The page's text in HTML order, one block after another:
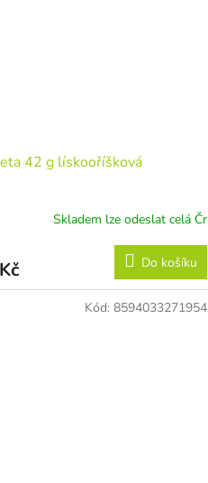
42 g lískooříšková
Skladem lze odeslat celá Čr
Do košíku
Kód: 8594033271954